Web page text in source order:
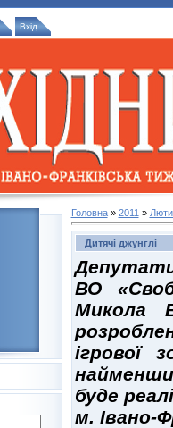
Вхід
Головна» 2011 »
Дитячі джунглі
Депутати
ВО
Микола
ігрової
буде
м. Івано-